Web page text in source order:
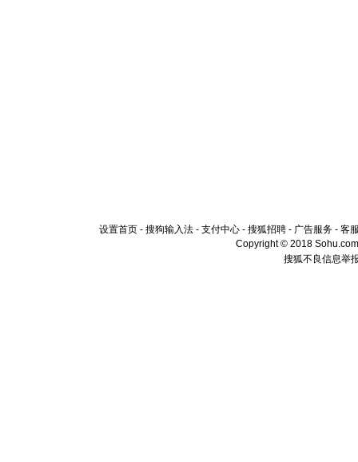
设置首页 - 搜狗输入法 - 支付中心 - 搜狐招聘 - 广告服务 - 客
Copyright © 2018
搜狐不良信息举